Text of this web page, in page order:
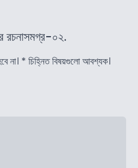
০২.
না। * চিহ্নিত বিষয়গুলো আবশ্যক।